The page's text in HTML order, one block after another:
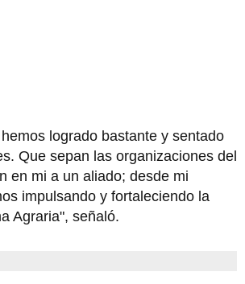
logrado bastante y sentado
Que sepan las organizaciones del
en mi a un aliado; desde mi
impulsando y fortaleciendo la
Agraria", señaló.